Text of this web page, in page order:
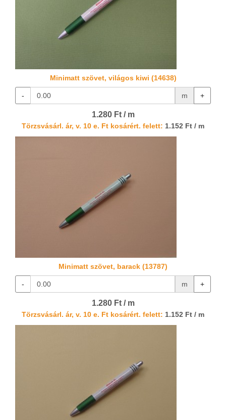
Minimatt szövet, világos kiwi (14638)
- m +
1.280 Ft / m
Törzsvásárl. ár, v. 10 e. Ft kosárért. felett: 1.152 Ft / m
Minimatt szövet, barack (13787)
- m +
1.280 Ft / m
Törzsvásárl. ár, v. 10 e. Ft kosárért. felett: 1.152 Ft / m